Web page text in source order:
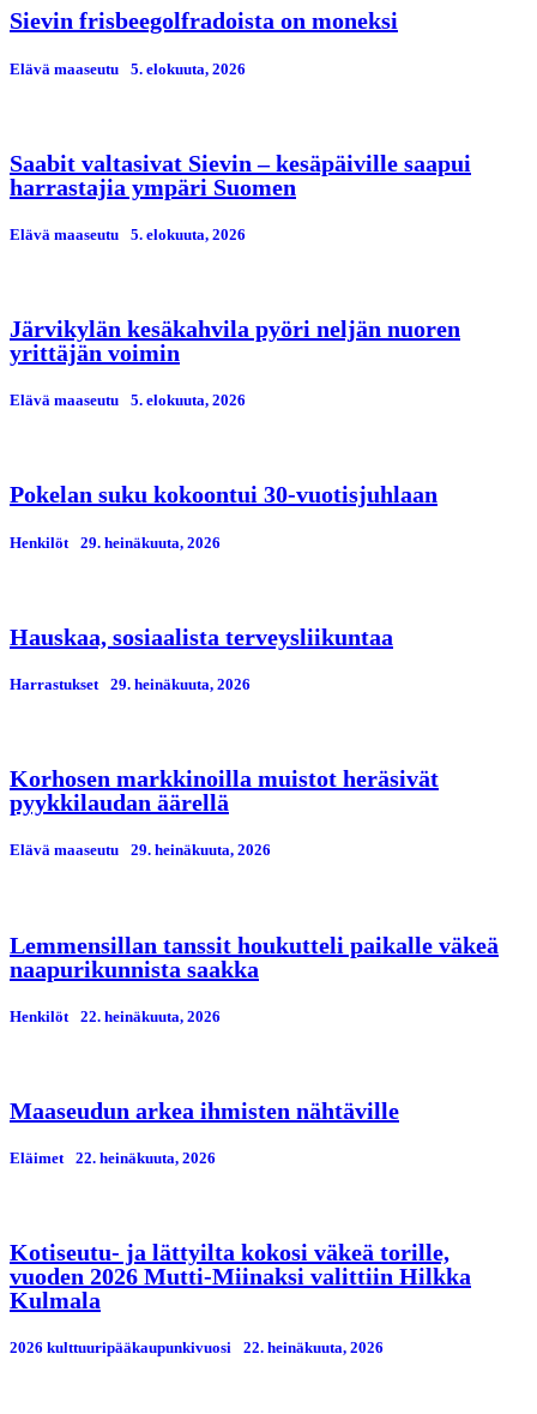
Sievin frisbeegolfradoista on moneksi
Elävä maaseutu 5. elokuuta, 2026
Saabit valtasivat Sievin – kesäpäiville saapui
harrastajia ympäri Suomen
Elävä maaseutu 5. elokuuta, 2026
Järvikylän kesäkahvila pyöri neljän nuoren
yrittäjän voimin
Elävä maaseutu 5. elokuuta, 2026
Pokelan suku kokoontui 30-vuotisjuhlaan
Henkilöt 29. heinäkuuta, 2026
Hauskaa, sosiaalista terveysliikuntaa
Harrastukset 29. heinäkuuta, 2026
Korhosen markkinoilla muistot heräsivät
pyykkilaudan äärellä
Elävä maaseutu 29. heinäkuuta, 2026
Lemmensillan tanssit houkutteli paikalle väkeä
naapurikunnista saakka
Henkilöt 22. heinäkuuta, 2026
Maaseudun arkea ihmisten nähtäville
Eläimet 22. heinäkuuta, 2026
Kotiseutu- ja lättyilta kokosi väkeä torille,
vuoden 2026 Mutti-Miinaksi valittiin Hilkka
Kulmala
2026 kulttuuripääkaupunkivuosi 22. heinäkuuta, 2026